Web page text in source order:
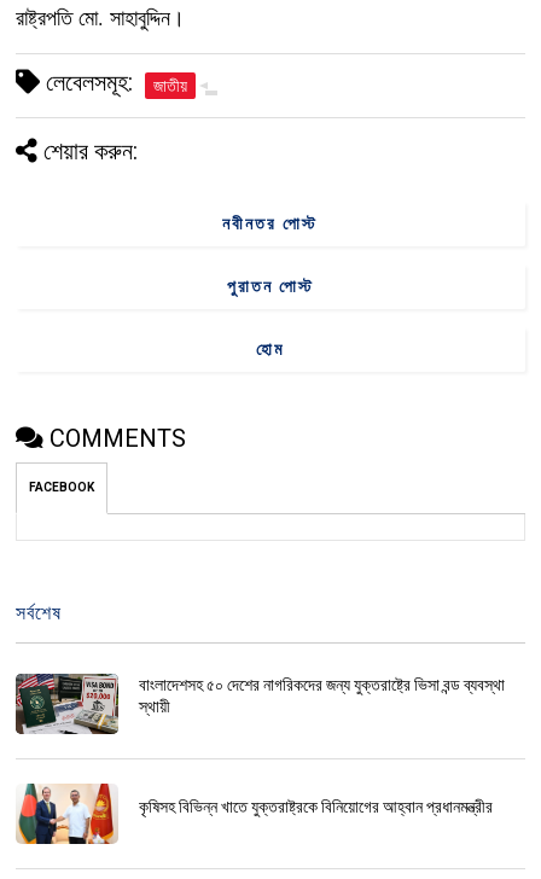
রাষ্ট্রপতি মো. সাহাবুদ্দিন।
লেবেলসমূহ: জাতীয়
শেয়ার করুন:
নবীনতর পোস্ট
পুরাতন পোস্ট
হোম
COMMENTS
FACEBOOK
সর্বশেষ
বাংলাদেশসহ ৫০ দেশের নাগরিকদের জন্য যুক্তরাষ্ট্রে ভিসা বন্ড ব্যবস্থা
স্থায়ী
কৃষিসহ বিভিন্ন খাতে যুক্তরাষ্ট্রকে বিনিয়োগের আহ্বান প্রধানমন্ত্রীর